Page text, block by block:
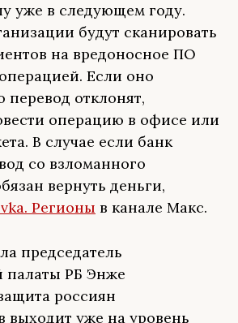
уже в следующем году.
будут сканировать
на вредоносное ПО
Если оно
перевод отклонят,
операцию в офисе или
В случае если банк
со взломанного
вернуть деньги,
Регионы в канале Макс.
председатель
палаты РБ Энже
россиян
выходит уже на уровень